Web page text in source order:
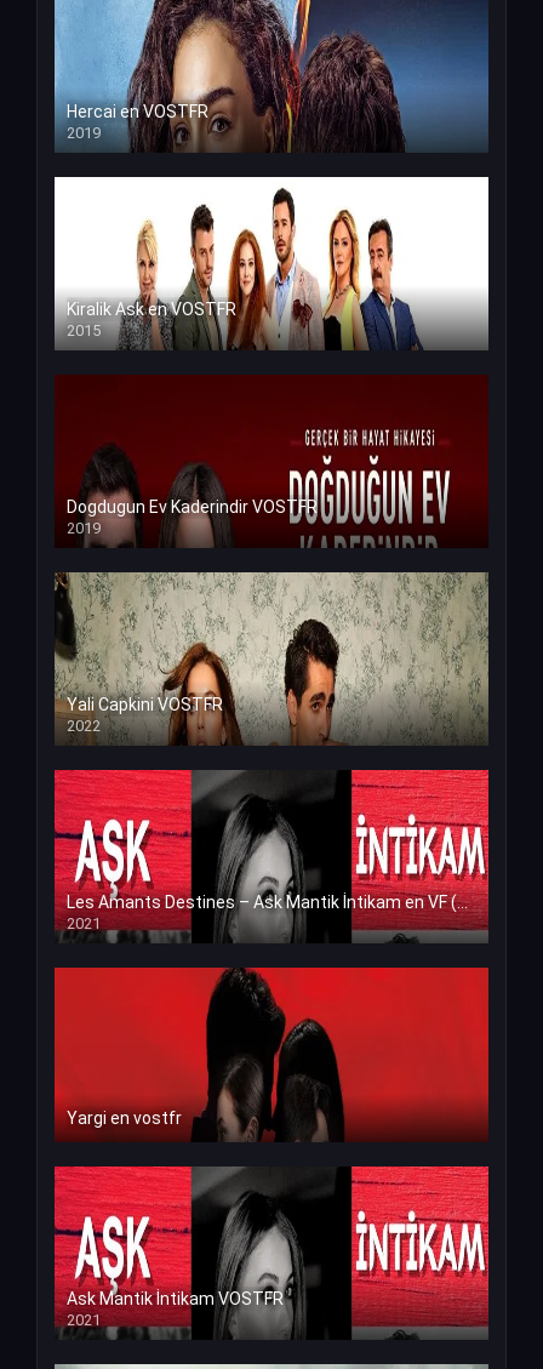
Hercai en VOSTFR
2019
Kiralik Ask en VOSTFR
2015
Dogdugun Ev Kaderindir VOSTFR
2019
Yali Capkini VOSTFR
2022
Les Amants Destines – Ask Mantik İntikam en VF (Voix Francaise)
2021
Yargi en vostfr
Ask Mantik İntikam VOSTFR
2021